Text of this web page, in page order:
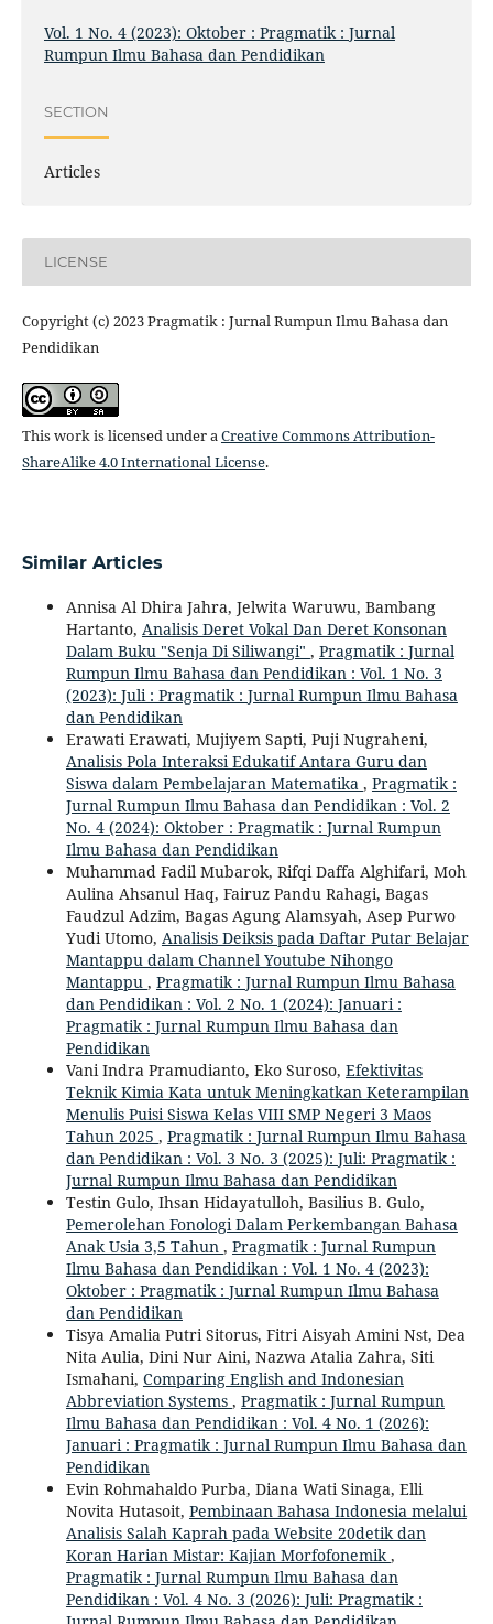
Vol. 1 No. 4 (2023): Oktober : Pragmatik : Jurnal
Rumpun Ilmu Bahasa dan Pendidikan
SECTION
Articles
LICENSE
Copyright (c) 2023 Pragmatik : Jurnal Rumpun Ilmu Bahasa dan
Pendidikan
This work is licensed under aCreative Commons Attribution-
ShareAlike 4.0 International License.
Similar Articles
Annisa Al Dhira Jahra, Jelwita Waruwu, Bambang
Hartanto, Analisis Deret Vokal Dan Deret Konsonan
Dalam Buku "Senja Di Siliwangi" , Pragmatik : Jurnal
Rumpun Ilmu Bahasa dan Pendidikan : Vol. 1 No. 3
(2023): Juli : Pragmatik : Jurnal Rumpun Ilmu Bahasa
dan Pendidikan
Erawati Erawati, Mujiyem Sapti, Puji Nugraheni,
Analisis Pola Interaksi Edukatif Antara Guru dan
Siswa dalam Pembelajaran Matematika , Pragmatik :
Jurnal Rumpun Ilmu Bahasa dan Pendidikan : Vol. 2
No. 4 (2024): Oktober : Pragmatik : Jurnal Rumpun
Ilmu Bahasa dan Pendidikan
Muhammad Fadil Mubarok, Rifqi Daffa Alghifari, Moh
Aulina Ahsanul Haq, Fairuz Pandu Rahagi, Bagas
Faudzul Adzim, Bagas Agung Alamsyah, Asep Purwo
Yudi Utomo, Analisis Deiksis pada Daftar Putar Belajar
Mantappu dalam Channel Youtube Nihongo
Mantappu , Pragmatik : Jurnal Rumpun Ilmu Bahasa
dan Pendidikan : Vol. 2 No. 1 (2024): Januari :
Pragmatik : Jurnal Rumpun Ilmu Bahasa dan
Pendidikan
Vani Indra Pramudianto, Eko Suroso, Efektivitas
Teknik Kimia Kata untuk Meningkatkan Keterampilan
Menulis Puisi Siswa Kelas VIII SMP Negeri 3 Maos
Tahun 2025 , Pragmatik : Jurnal Rumpun Ilmu Bahasa
dan Pendidikan : Vol. 3 No. 3 (2025): Juli: Pragmatik :
Jurnal Rumpun Ilmu Bahasa dan Pendidikan
Testin Gulo, Ihsan Hidayatulloh, Basilius B. Gulo,
Pemerolehan Fonologi Dalam Perkembangan Bahasa
Anak Usia 3,5 Tahun , Pragmatik : Jurnal Rumpun
Ilmu Bahasa dan Pendidikan : Vol. 1 No. 4 (2023):
Oktober : Pragmatik : Jurnal Rumpun Ilmu Bahasa
dan Pendidikan
Tisya Amalia Putri Sitorus, Fitri Aisyah Amini Nst, Dea
Nita Aulia, Dini Nur Aini, Nazwa Atalia Zahra, Siti
Ismahani, Comparing English and Indonesian
Abbreviation Systems , Pragmatik : Jurnal Rumpun
Ilmu Bahasa dan Pendidikan : Vol. 4 No. 1 (2026):
Januari : Pragmatik : Jurnal Rumpun Ilmu Bahasa dan
Pendidikan
Evin Rohmahaldo Purba, Diana Wati Sinaga, Elli
Novita Hutasoit, Pembinaan Bahasa Indonesia melalui
Analisis Salah Kaprah pada Website 20detik dan
Koran Harian Mistar: Kajian Morfofonemik ,
Pragmatik : Jurnal Rumpun Ilmu Bahasa dan
Pendidikan : Vol. 4 No. 3 (2026): Juli: Pragmatik :